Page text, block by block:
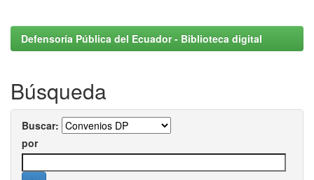
Defensoría Pública del Ecuador - Biblioteca digital
Búsqueda
Buscar:
por